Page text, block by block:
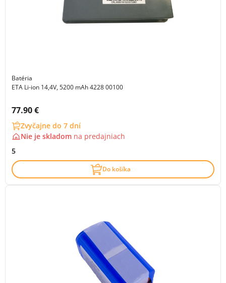
Batéria
ETA Li-ion 14,4V, 5200 mAh 4228 00100
Cena s DPH:
77.90 €
Zvyčajne do 7 dní
Nie je skladom na predajniach
5
Do košíka